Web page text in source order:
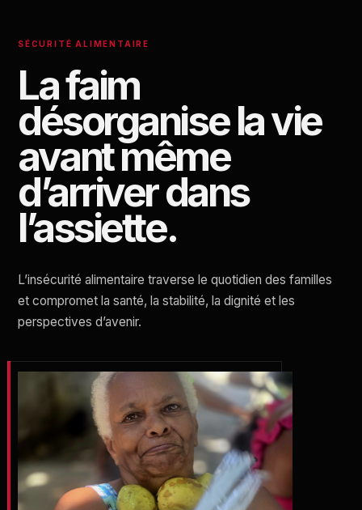
SÉCURITÉ ALIMENTAIRE
La faim
désorganise la vie
avant même
d’arriver dans
l’assiette.
L’insécurité alimentaire traverse le quotidien des familles
et compromet la santé, la stabilité, la dignité et les
perspectives d’avenir.